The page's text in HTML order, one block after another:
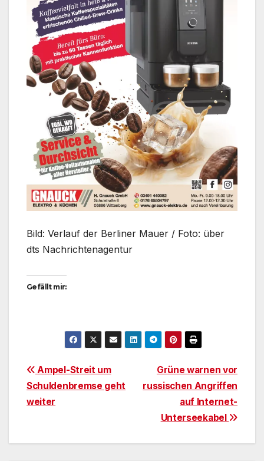
Bild: Verlauf der Berliner Mauer / Foto: über
dts Nachrichtenagentur
Gefällt mir:
BeitragsnavigationGrüne warnen vor
russischen Angriffen
auf Internet-
Unterseekabel
Ampel-Streit um
Schuldenbremse geht
weiter